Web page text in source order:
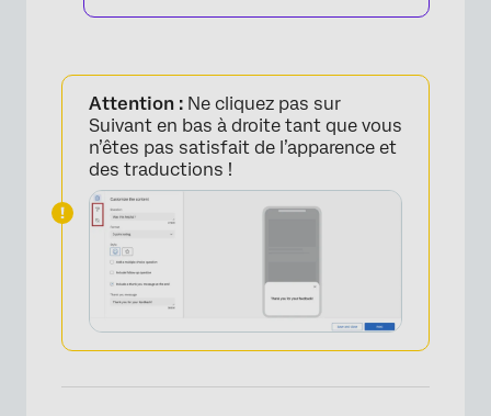
Attention : Ne cliquez pas sur
Suivant en bas à droite tant que vous
n’êtes pas satisfait de l’apparence et
des traductions !